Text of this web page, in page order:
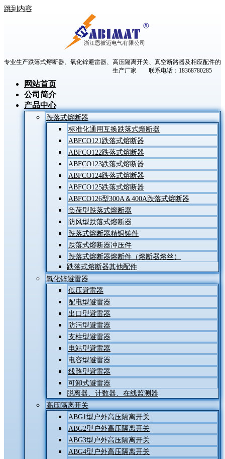
跳到内容
专业生产跌落式熔断器、氧化锌避雷器、高压隔离开关、真空断路器及相应配件的
生产厂家 联系电话：18368780285
网站首页
公司简介
产品中心
跌落式熔断器
标准化通用互换跌落式熔断器
ABFCO121跌落式熔断器
ABFCO122跌落式熔断器
ABFCO123跌落式熔断器
ABFCO124跌落式熔断器
ABFCO125跌落式熔断器
ABFCO126型300A＆400A跌落式熔断器
负荷型跌落式熔断器
防风型跌落式熔断器
跌落式熔断器精铜铸件
跌落式熔断器冲压件
跌落式熔断器熔断件（熔断器熔丝）
跌落式熔断器其他配件
氧化锌避雷器
低压避雷器
配电型避雷器
出口型避雷器
防污型避雷器
支柱型避雷器
电站型避雷器
电容型避雷器
线路型避雷器
可卸式避雷器
脱离器、计数器、在线监测器
高压隔离开关
ABG1型户外高压隔离开关
ABG2型户外高压隔离开关
ABG3型户外高压隔离开关
ABG4型户外高压隔离开关